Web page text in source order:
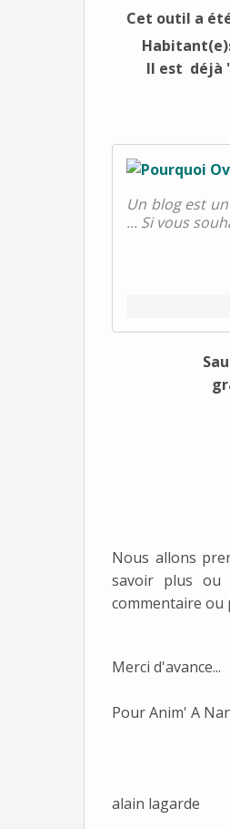
Cet outil a
Il est déjà
Un blog est
... Si vous
Nous allons
savoir plus ou
commentaire
Merci d'avance...
Pour Anim' A
alain lagarde